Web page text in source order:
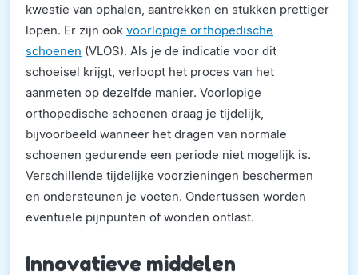
kwestie van ophalen, aantrekken en stukken prettiger
lopen. Er zijn ook voorlopige orthopedische
schoenen (VLOS). Als je de indicatie voor dit
schoeisel krijgt, verloopt het proces van het
aanmeten op dezelfde manier. Voorlopige
orthopedische schoenen draag je tijdelijk,
bijvoorbeeld wanneer het dragen van normale
schoenen gedurende een periode niet mogelijk is.
Verschillende tijdelijke voorzieningen beschermen
en ondersteunen je voeten. Ondertussen worden
eventuele pijnpunten of wonden ontlast.
Innovatieve middelen